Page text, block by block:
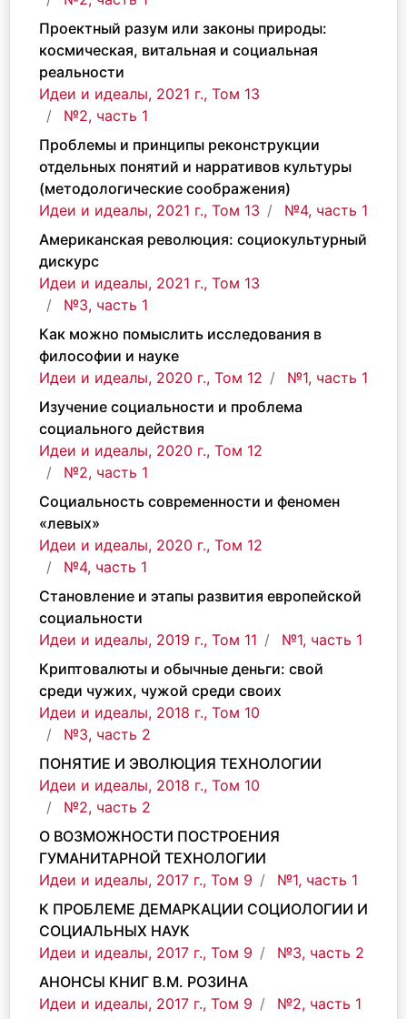
Проектный разум или законы природы:
космическая, витальная и социальная
реальности
Идеи и идеалы, 2021 г., Том 13
№2, часть 1
Проблемы и принципы реконструкции
отдельных понятий и нарративов культуры
(методологические соображения)
Идеи и идеалы, 2021 г., Том 13
№4, часть 1
Американская революция: социокультурный
дискурс
Идеи и идеалы, 2021 г., Том 13
№3, часть 1
Как можно помыслить исследования в
философии и науке
Идеи и идеалы, 2020 г., Том 12
№1, часть 1
Изучение социальности и проблема
социального действия
Идеи и идеалы, 2020 г., Том 12
№2, часть 1
Социальность современности и феномен
«левых»
Идеи и идеалы, 2020 г., Том 12
№4, часть 1
Становление и этапы развития европейской
социальности
Идеи и идеалы, 2019 г., Том 11
№1, часть 1
Криптовалюты и обычные деньги: свой
среди чужих, чужой среди своих
Идеи и идеалы, 2018 г., Том 10
№3, часть 2
ПОНЯТИЕ И ЭВОЛЮЦИЯ ТЕХНОЛОГИИ
Идеи и идеалы, 2018 г., Том 10
№2, часть 2
О ВОЗМОЖНОСТИ ПОСТРОЕНИЯ
ГУМАНИТАРНОЙ ТЕХНОЛОГИИ
Идеи и идеалы, 2017 г., Том 9
№1, часть 1
К ПРОБЛЕМЕ ДЕМАРКАЦИИ СОЦИОЛОГИИ И
СОЦИАЛЬНЫХ НАУК
Идеи и идеалы, 2017 г., Том 9
№3, часть 2
АНОНСЫ КНИГ В.М. РОЗИНА
Идеи и идеалы, 2017 г., Том 9
№2, часть 1